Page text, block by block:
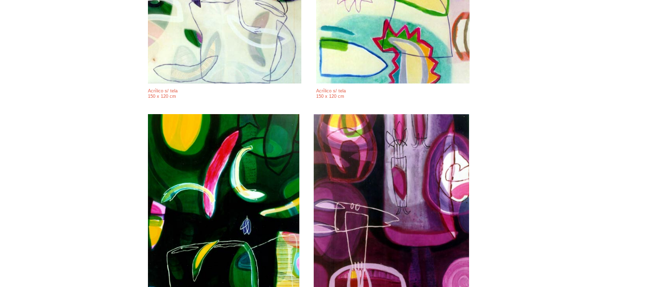
Acrílico s/ tela
150 x 120 cm
Acrílico s/ tela
150 x 120 cm